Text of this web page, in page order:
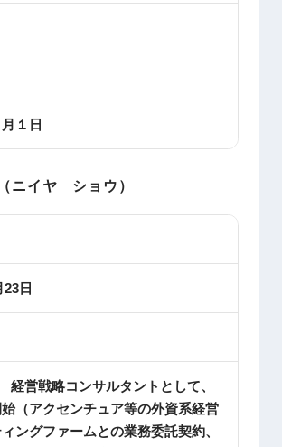
１日
ニイヤ ショウ）
23日
営戦略コンサルタントとして、
（アクセンチュア等の外資系経営
ングファームとの業務委託契約、